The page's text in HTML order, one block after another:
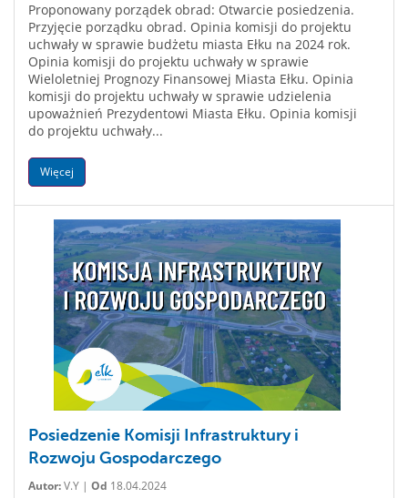
Proponowany porządek obrad: Otwarcie posiedzenia.
Przyjęcie porządku obrad. Opinia komisji do projektu
uchwały w sprawie budżetu miasta Ełku na 2024 rok.
Opinia komisji do projektu uchwały w sprawie
Wieloletniej Prognozy Finansowej Miasta Ełku. Opinia
komisji do projektu uchwały w sprawie udzielenia
upoważnień Prezydentowi Miasta Ełku. Opinia komisji
do projektu uchwały...
Więcej
Posiedzenie Komisji Infrastruktury i
Rozwoju Gospodarczego
Autor:V.Y | Od 18.04.2024